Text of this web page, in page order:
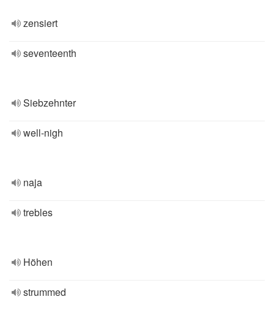
zensiert
seventeenth
Siebzehnter
well-nigh
naja
trebles
Höhen
strummed